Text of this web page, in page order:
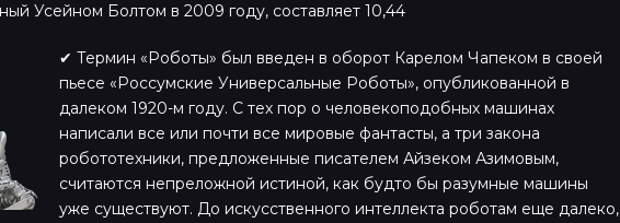
Усейном Болтом в 2009 году, составляет 10,44
✔ Термин «Роботы» был введен в оборот Карелом Чапеком в своей
пьесе «Россумские Универсальные Роботы», опубликованной в
далеком 1920-м году. С тех пор о человекоподобных машинах
написали все или почти все мировые фантасты, а три закона
робототехники, предложенные писателем Айзеком Азимовым,
считаются непреложной истиной, как будто бы разумные машины
уже существуют. До искусственного интеллекта роботам еще далеко,